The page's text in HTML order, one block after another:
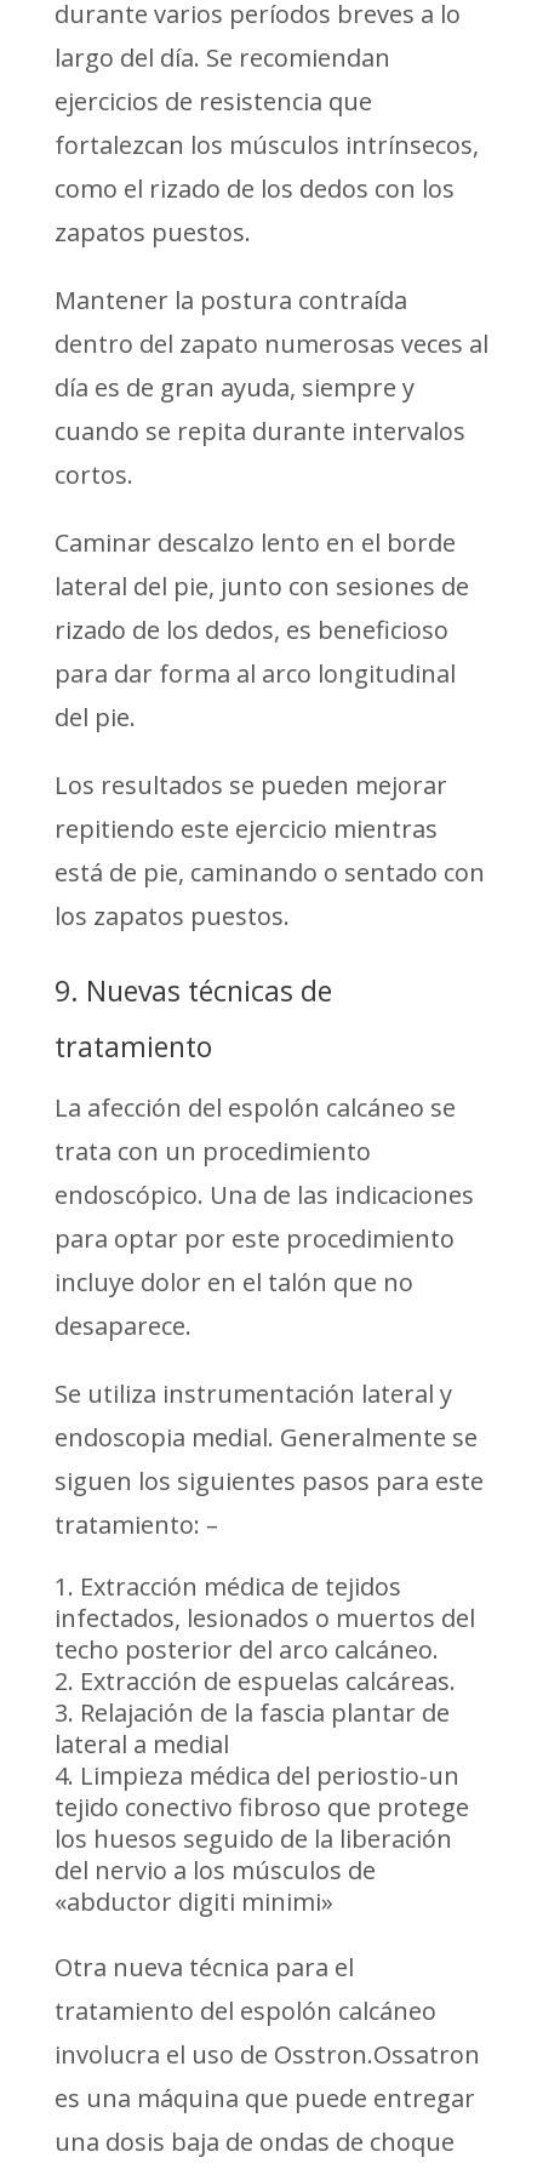
durante varios períodos breves a lo
largo del día. Se recomiendan
ejercicios de resistencia que
fortalezcan los músculos intrínsecos,
como el rizado de los dedos con los
zapatos puestos.
Mantener la postura contraída
dentro del zapato numerosas veces al
día es de gran ayuda, siempre y
cuando se repita durante intervalos
cortos.
Caminar descalzo lento en el borde
lateral del pie, junto con sesiones de
rizado de los dedos, es beneficioso
para dar forma al arco longitudinal
del pie.
Los resultados se pueden mejorar
repitiendo este ejercicio mientras
está de pie, caminando o sentado con
los zapatos puestos.
9. Nuevas técnicas de
tratamiento
La afección del espolón calcáneo se
trata con un procedimiento
endoscópico. Una de las indicaciones
para optar por este procedimiento
incluye dolor en el talón que no
desaparece.
Se utiliza instrumentación lateral y
endoscopia medial. Generalmente se
siguen los siguientes pasos para este
tratamiento: –
Extracción médica de tejidos
infectados, lesionados o muertos del
techo posterior del arco calcáneo.
Extracción de espuelas calcáreas.
Relajación de la fascia plantar de
lateral a medial
Limpieza médica del periostio-un
tejido conectivo fibroso que protege
los huesos seguido de la liberación
del nervio a los músculos de
«abductor digiti minimi»
Otra nueva técnica para el
tratamiento del espolón calcáneo
involucra el uso de Osstron.Ossatron
es una máquina que puede entregar
una dosis baja de ondas de choque